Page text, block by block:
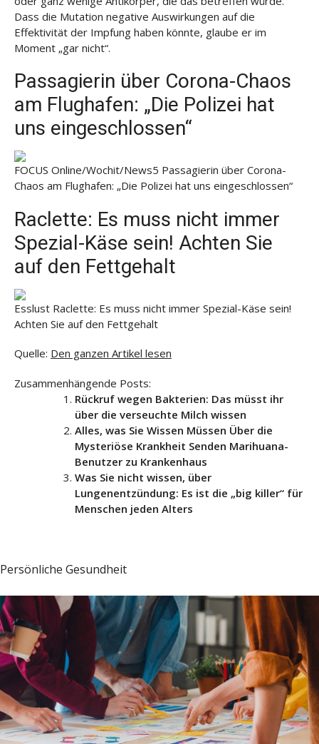
Dass die Mutation negative Auswirkungen auf die
Effektivität der Impfung haben könnte, glaube er im
Moment „gar nicht“.
Passagierin über Corona-Chaos
am Flughafen: „Die Polizei hat
uns eingeschlossen“
FOCUS Online/Wochit/News5 Passagierin über Corona-
Chaos am Flughafen: „Die Polizei hat uns eingeschlossen“
Raclette: Es muss nicht immer
Spezial-Käse sein! Achten Sie
auf den Fettgehalt
Esslust Raclette: Es muss nicht immer Spezial-Käse sein!
Achten Sie auf den Fettgehalt
Quelle: Den ganzen Artikel lesen
Zusammenhängende Posts:
Rückruf wegen Bakterien: Das müsst ihr
über die verseuchte Milch wissen
Alles, was Sie Wissen Müssen Über die
Mysteriöse Krankheit Senden Marihuana-
Benutzer zu Krankenhaus
Was Sie nicht wissen, über
Lungenentzündung: Es ist die „big killer“ für
Menschen jeden Alters
Persönliche Gesundheit